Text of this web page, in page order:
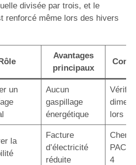
divisée par trois, et le
renforcé même lors des hivers
Avantages
principaux
un
Aucun
gaspillage
énergétique
lors de
la
Facture
d’électricité
réduite
PAC
4